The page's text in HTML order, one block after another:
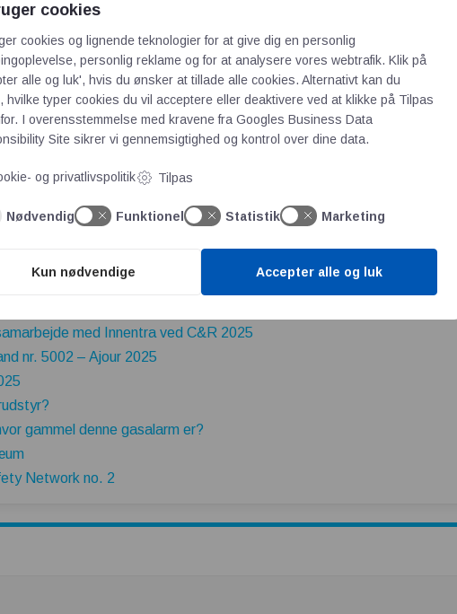
den 19. juni i Skanderborg
ind i udviklingsarbejdet
af EX-løsninger
gasdetektering
i hverdagen
kølemidler
i 2026
Køb, leje, leasing og service
til miljøer med særlige krav
1/2
til krævende installationer
serviceteam
med Innentra ved C&R 2025
nr. 5002 – Ajour 2025
gammel denne gasalarm er?
Network no. 2
cookies
cookies og lignende teknologier for at give dig en personlig
personlig reklame og for at analysere vores webtrafik. Klik på
alle og luk', hvis du ønsker at tillade alle cookies. Alternativt kan du
hvilke typer cookies du vil acceptere eller deaktivere ved at klikke på Tilpas
I overensstemmelse med kravene fra Googles Business Data
Site sikrer vi gennemsigtighed og kontrol over dine data.
og privatlivspolitik Tilpas
Nødvendig Funktionel Statistik Marketing
Kun nødvendige Accepter alle og luk